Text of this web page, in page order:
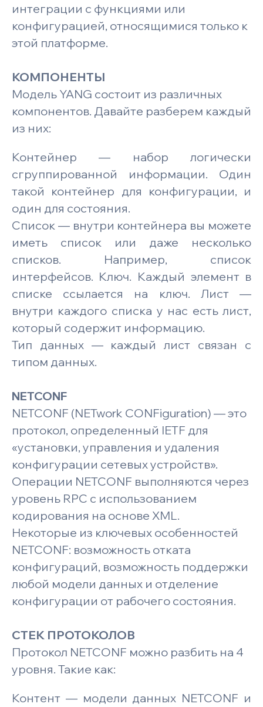
интеграции с функциями или
конфигурацией, относящимися только к
этой платформе.
КОМПОНЕНТЫ
Модель YANG состоит из различных
компонентов. Давайте разберем каждый
из них:
Контейнер — набор логически
сгруппированной информации. Один
такой контейнер для конфигурации, и
один для состояния.
Список — внутри контейнера вы можете
иметь список или даже несколько
списков. Например, список
интерфейсов. Ключ. Каждый элемент в
списке ссылается на ключ. Лист —
внутри каждого списка у нас есть лист,
который содержит информацию.
Тип данных — каждый лист связан с
типом данных.
NETCONF
NETCONF (NETwork CONFiguration) — это
протокол, определенный IETF для
«установки, управления и удаления
конфигурации сетевых устройств».
Операции NETCONF выполняются через
уровень RPC с использованием
кодирования на основе XML.
Некоторые из ключевых особенностей
NETCONF: возможность отката
конфигураций, возможность поддержки
любой модели данных и отделение
конфигурации от рабочего состояния.
СТЕК ПРОТОКОЛОВ
Протокол NETCONF можно разбить на 4
уровня. Такие как:
Контент — модели данных NETCONF и